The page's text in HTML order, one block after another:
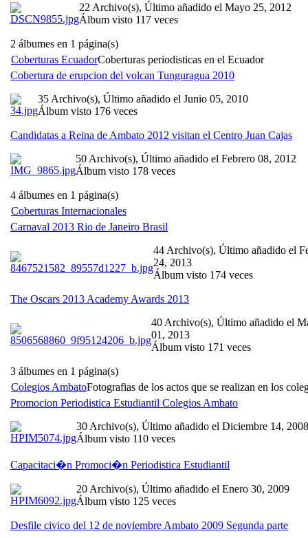
22 Archivo(s), Último añadido el Mayo 25, 2012
Álbum visto 117 veces
2 álbumes en 1 página(s)
Coberturas EcuadorCoberturas periodisticas en el Ecuador
Cobertura de erupcion del volcan Tunguragua 2010
35 Archivo(s), Último añadido el Junio 05, 2010
Álbum visto 176 veces
Candidatas a Reina de Ambato 2012 visitan el Centro Juan Cajas
50 Archivo(s), Último añadido el Febrero 08, 2012
Álbum visto 178 veces
4 álbumes en 1 página(s)
Coberturas Internacionales
Carnaval 2013 Rio de Janeiro Brasil
44 Archivo(s), Último añadido el
24, 2013
Álbum visto 174 veces
The Oscars 2013 Academy Awards 2013
40 Archivo(s), Último añadido el
01, 2013
Álbum visto 171 veces
3 álbumes en 1 página(s)
Colegios AmbatoFotografias de los actos que se realizan en los
Promocion Periodistica Estudiantil Colegios Ambato
30 Archivo(s), Último añadido el Diciembre 14, 2008
Álbum visto 110 veces
Capacitaci�n Promoci�n Periodistica Estudiantil
20 Archivo(s), Último añadido el Enero 30, 2009
Álbum visto 125 veces
Desfile civico del 12 de noviembre Ambato 2009 Segunda parte